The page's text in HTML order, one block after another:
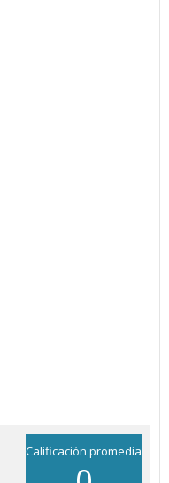
Calificación promedia